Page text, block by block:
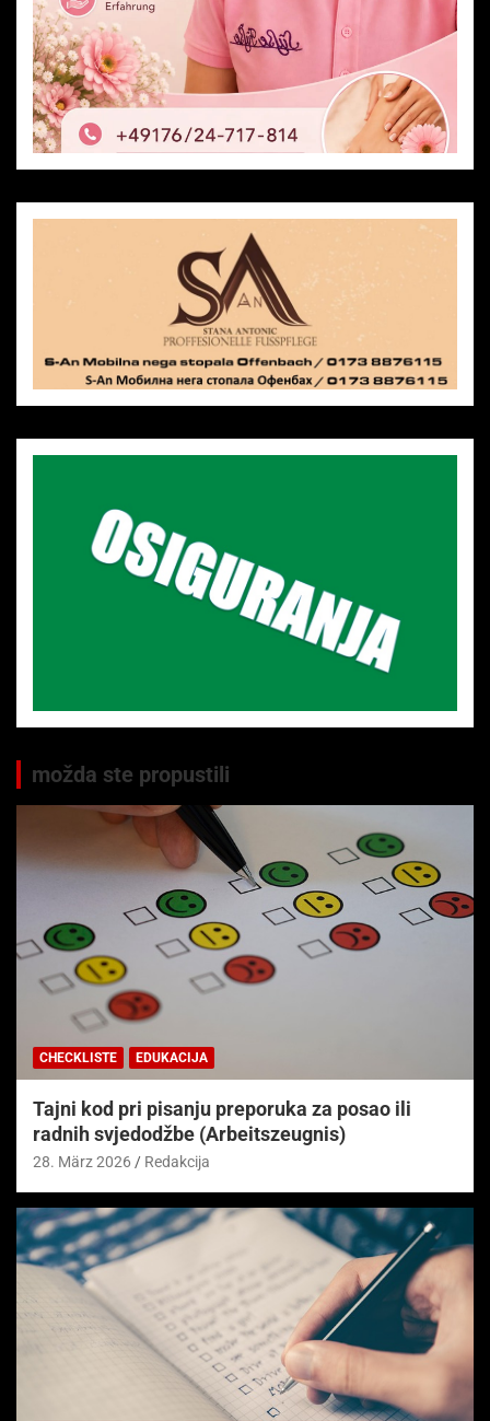
možda ste propustili
CHECKLISTE EDUKACIJA
Tajni kod pri pisanju preporuka za posao ili
radnih svjedodžbe (Arbeitszeugnis)
28. März 2026 Redakcija